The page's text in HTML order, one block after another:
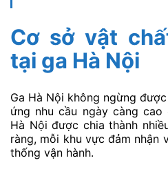
Cơ sở vật
tại ga Hà Nội
Ga Hà Nội không ngừng
ứng nhu cầu ngày càng cao
Hà Nội được chia thành
ràng, mỗi khu vực đảm nhận
thống vận hành.